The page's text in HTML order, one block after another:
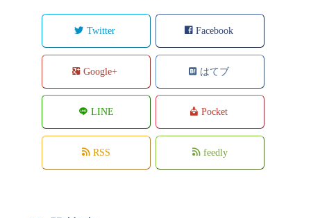
Twitter Facebook
Google+ はてブ
LINE Pocket
RSS feedly